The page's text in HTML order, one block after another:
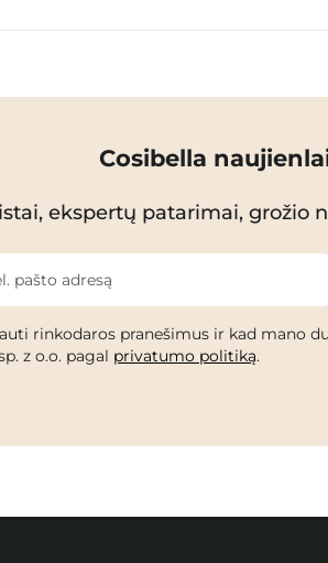
Cosibella
ekspertų patarimai, grožio
pašto adresą
rinkodaros pranešimus ir kad mano
z o.o. pagal privatumo politiką.